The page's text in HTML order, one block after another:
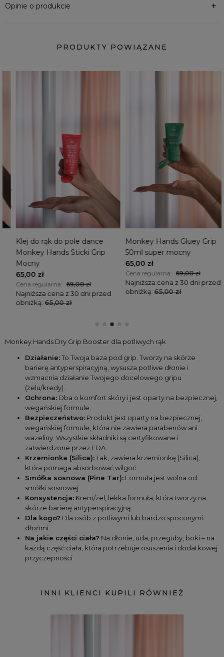
Opinie o produkcie
PRODUKTY POWIĄZANE
Klej do rąk do pole dance
Monkey Hands Sticki Grip
Mocny
65,00 zł
Cena regularna: 69,00 zł
Najniższa cena z 30 dni przed
obniżką:65,00 zł
Monkey Hands Gluey Grip
50ml super mocny
65,00 zł
Cena regularna: 69,00 zł
Najniższa cena z 30 dni przed
obniżką:65,00 zł
Monkey Hands Dry Grip Booster dla potliwych rąk
Działanie: To Twoja baza pod grip. Tworzy na skórze
barierę antyperspiracyjną, wysusza potliwe dłonie i
wzmacnia działanie Twojego docelowego gripu
(żelu/kredy).
Ochrona: Dba o komfort skóry i jest oparty na bezpiecznej,
wegańskiej formule.
Bezpieczeństwo: Produkt jest oparty na bezpiecznej,
wegańskiej formule, która nie zawiera parabenów ani
wazeliny. Wszystkie składniki są certyfikowane i
zatwierdzone przez FDA.
Krzemionka (Silica): Tak, zawiera krzemionkę (Silica),
która pomaga absorbować wilgoć.
Smółka sosnowa (Pine Tar): Formuła jest wolna od
smółki sosnowej.
Konsystencja: Krem/żel, lekka formuła, która tworzy na
skórze barierę antyperspiracyjną.
Dla kogo? Dla osób z potliwymi lub bardzo spoconymi
dłońmi.
Na jakie części ciała? Na dłonie, uda, przeguby, boki – na
każdą część ciała, która potrzebuje osuszenia i dodatkowej
przyczepności.
INNI KLIENCI KUPILI RÓWNIEŻ